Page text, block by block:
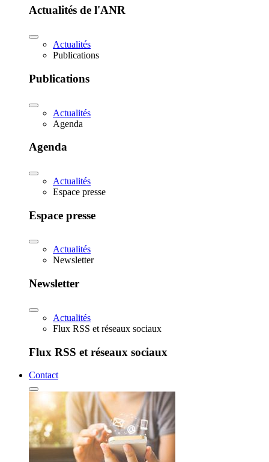
Actualités de l'ANR
Actualités
Publications
Publications
Actualités
Agenda
Agenda
Actualités
Espace presse
Espace presse
Actualités
Newsletter
Newsletter
Actualités
Flux RSS et réseaux sociaux
Flux RSS et réseaux sociaux
Contact